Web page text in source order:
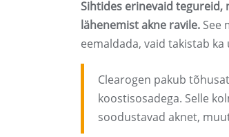
Sihtides erinevaid tegureid,
lähenemist akne ravile. See
eemaldada, vaid takistab
Clearogen pakub
koostisosadega. Selle
soodustavad aknet,